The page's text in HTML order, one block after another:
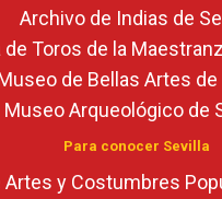
Archivo de Indias de
de Toros de la
de Bellas Artes de
Museo Arqueológico de
Para conocer Sevilla
Artes y Costumbres